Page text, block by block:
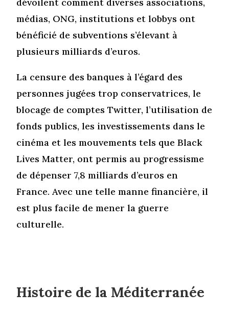
médias, ONG, institutions et lobbys ont
bénéficié de subventions s’élevant à
plusieurs milliards d’euros.
La censure des banques à l’égard des
personnes jugées trop conservatrices, le
blocage de comptes Twitter, l’utilisation de
fonds publics, les investissements dans le
cinéma et les mouvements tels que Black
Lives Matter, ont permis au progressisme
de dépenser 7,8 milliards d’euros en
France. Avec une telle manne financière, il
est plus facile de mener la guerre
culturelle.
Histoire de la Méditerranée